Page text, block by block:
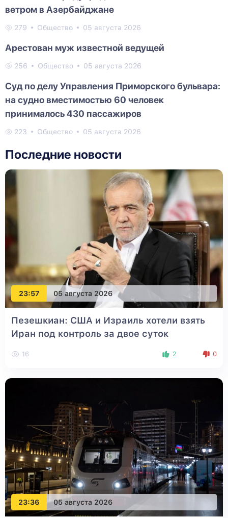
ветром в Азербайджане
279 Общество 05 августа 2026
Арестован муж известной ведущей
256 Общество 05 августа 2026
Суд по делу Управления Приморского бульвара:
на судно вместимостью 60 человек
принималось 430 пассажиров
223 Общество 05 августа 2026
Последние новости
23:57 05 августа 2026
Пезешкиан: США и Израиль хотели взять
Иран под контроль за двое суток
16 2 0
23:36 05 августа 2026